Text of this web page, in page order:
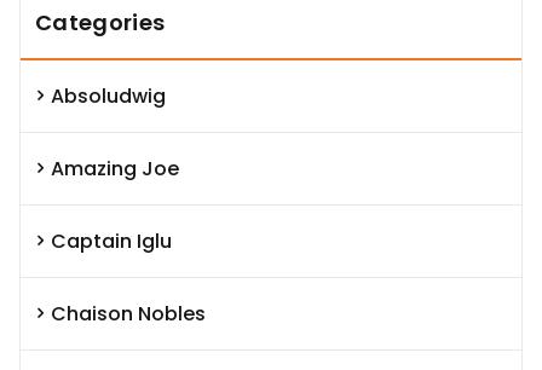
Categories
Absoludwig
Amazing Joe
Captain Iglu
Chaison Nobles